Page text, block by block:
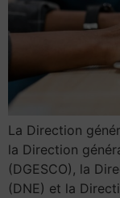
La Direction
la Direction
(DGESCO), la
(DNE) et la